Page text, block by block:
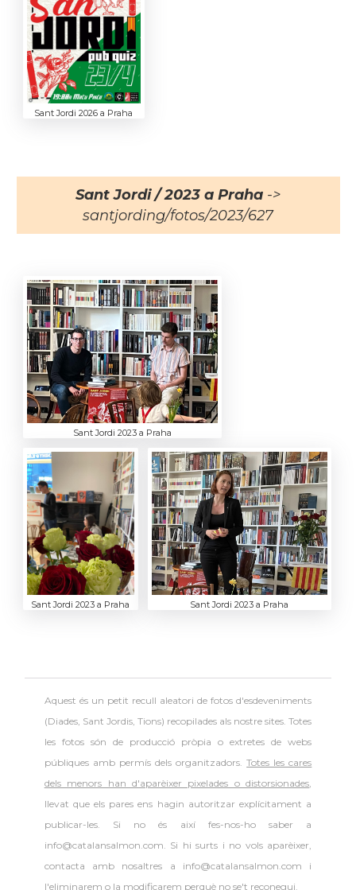
Sant Jordi 2026 a Praha
Sant Jordi / 2023 a Praha ->
santjording/fotos/2023/627
Sant Jordi 2023 a Praha
Sant Jordi 2023 a Praha Sant Jordi 2023 a Praha
Aquest és un petit recull aleatori defotos d'esdeveniments
(Diades, Sant Jordis, Tions) recopilades als nostre sites. Totes
les fotos són de producció pròpia o extretes de webs
públiques amb permís dels organitzadors.Totes les cares
dels menors han d'aparèixer pixelades o distorsionades,
llevat que els pares ens hagin autoritzar explícitament a
publicar-les. Si no és així fes-nos-ho saber a
info@catalansalmon.com. Si hi surts i no vols aparèixer,
contacta amb nosaltres a info@catalansalmon.com i
l'eliminarem o la modificarem perquè no se't reconegui.